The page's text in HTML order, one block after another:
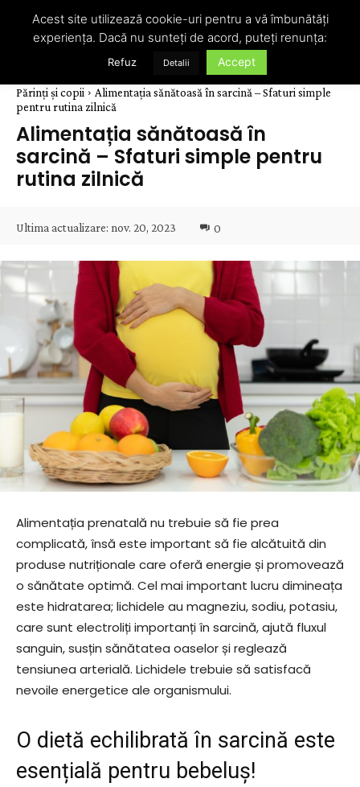
Părinți și copii
Alimentația sănătoasă în sarcină – Sfaturi simple
pentru rutina zilnică
Alimentația sănătoasă în
sarcină – Sfaturi simple pentru
rutina zilnică
Ultima actualizare: nov. 20, 2023 0
Alimentația prenatală nu trebuie să fie prea
complicată, însă este important să fie alcătuită din
produse nutriționale care oferă energie și promovează
o sănătate optimă. Cel mai important lucru dimineața
este hidratarea; lichidele au magneziu, sodiu, potasiu,
care sunt electroliți importanți în sarcină, ajută fluxul
sanguin, susțin sănătatea oaselor și reglează
tensiunea arterială. Lichidele trebuie să satisfacă
nevoile energetice ale organismului.
O dietă echilibrată în sarcină este
esențială pentru bebeluș!
Acest site utilizează cookie-uri pentru a vă îmbunătăți
experiența. Dacă nu sunteți de acord, puteți renunța:
Refuz Detalii Accept